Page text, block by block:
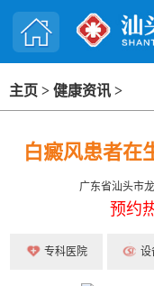
主页 > 健康资讯 >
白癜风患者在
广东省汕头市
预约
专科医院 设